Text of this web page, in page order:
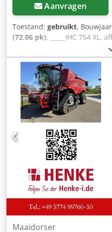
Aanvragen
Toestand: gebruikt,
(72,06 pk), _____IHC 754 XL,
eigenaar, in uitstekende
Bouwjaar: 1988. Voorste
km/u versnellingsbak.
24.500,00 (exclusief BTW).
Maaidorser